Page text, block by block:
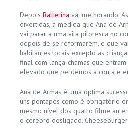
Depois Ballerina vai melhorando.
divertidas, à medida que Ana de
vai parar a uma vila pitoresca no
depois de se reformarem, e que
habitantes locais excepto as
final com lança-chamas que
elevado que perdemos a conta e
Ana de Armas é uma óptima
uns pontapés como é obrigatório
mesmo nível dos quatro filme
o cérebro desligado,